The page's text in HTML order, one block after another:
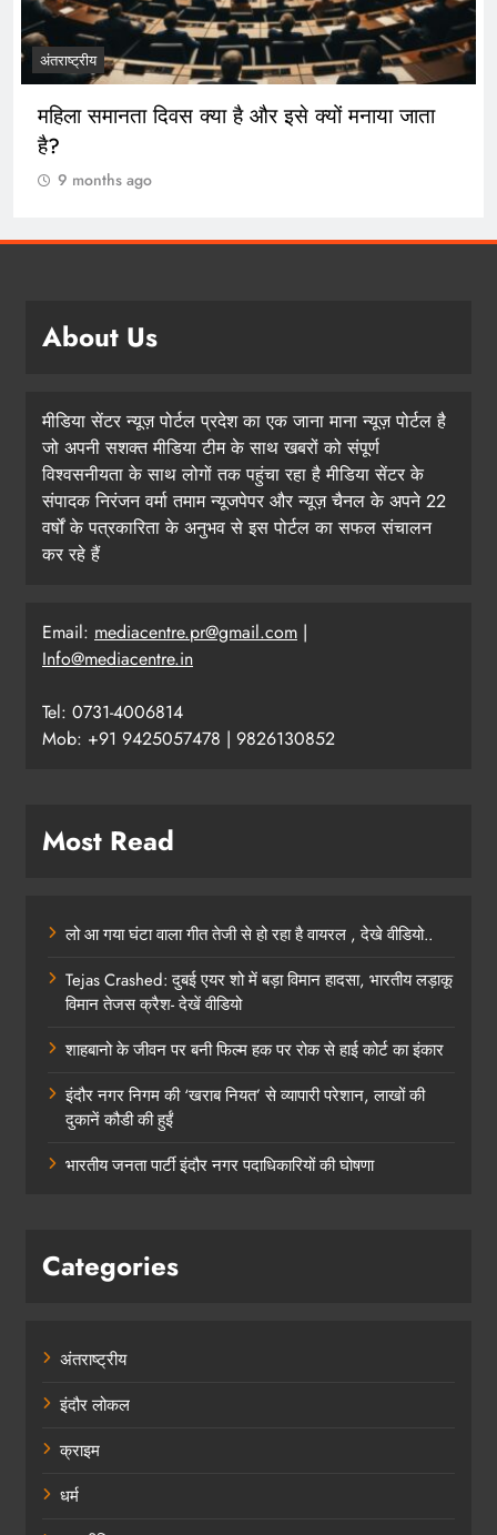
अंतराष्ट्रीय
महिला समानता दिवस क्या है और इसे क्यों मनाया जाता
है?
9 months ago
About Us
मीडिया सेंटर न्यूज़ पोर्टल प्रदेश का एक जाना माना न्यूज़ पोर्टल है
जो अपनी सशक्त मीडिया टीम के साथ खबरों को संपूर्ण
विश्वसनीयता के साथ लोगों तक पहुंचा रहा है मीडिया सेंटर के
संपादक निरंजन वर्मा तमाम न्यूजपेपर और न्यूज़ चैनल के अपने 22
वर्षों के पत्रकारिता के अनुभव से इस पोर्टल का सफल संचालन
कर रहे हैं
Email: mediacentre.pr@gmail.com |
Info@mediacentre.in
Tel: 0731-4006814
Mob: +91 9425057478 | 9826130852
Most Read
लो आ गया घंटा वाला गीत तेजी से हो रहा है वायरल , देखे वीडियो..
Tejas Crashed: दुबई एयर शो में बड़ा विमान हादसा, भारतीय लड़ाकू
विमान तेजस क्रैश- देखें वीडियो
शाहबानो के जीवन पर बनी फिल्म हक पर रोक से हाई कोर्ट का इंकार
इंदौर नगर निगम की ‘खराब नियत’ से व्यापारी परेशान, लाखों की
दुकानें कौडी की हुईं
भारतीय जनता पार्टी इंदौर नगर पदाधिकारियों की घोषणा
Categories
अंतराष्ट्रीय
इंदौर लोकल
क्राइम
धर्म